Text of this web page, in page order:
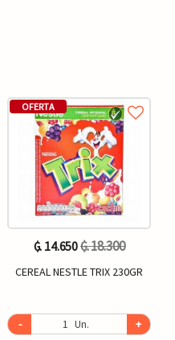
OFERTA
₲. 14.650₲. 18.300
CEREAL NESTLE TRIX 230GR
- Un. +